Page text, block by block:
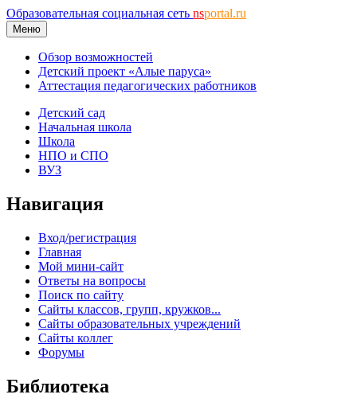
Образовательная социальная сеть nsportal.ru
Меню
Обзор возможностей
Детский проект «Алые паруса»
Аттестация педагогических работников
Детский сад
Начальная школа
Школа
НПО и СПО
ВУЗ
Навигация
Вход/регистрация
Главная
Мой мини-сайт
Ответы на вопросы
Поиск по сайту
Сайты классов, групп, кружков...
Сайты образовательных учреждений
Сайты коллег
Форумы
Библиотека